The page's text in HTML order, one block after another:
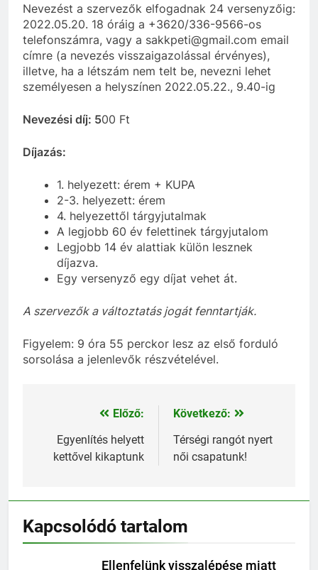
Nevezést a szervezők elfogadnak 24 versenyzőig:
2022.05.20. 18 óráig a +3620/336-9566-os
telefonszámra, vagy a sakkpeti@gmail.com email
címre (a nevezés visszaigazolással érvényes),
illetve, ha a létszám nem telt be, nevezni lehet
személyesen a helyszínen 2022.05.22., 9.40-ig
Nevezési díj: 500 Ft
Díjazás:
1. helyezett: érem + KUPA
2-3. helyezett: érem
4. helyezettől tárgyjutalmak
A legjobb 60 év felettinek tárgyjutalom
Legjobb 14 év alattiak külön lesznek
díjazva.
Egy versenyző egy díjat vehet át.
A szervezők a változtatás jogát fenntartják.
Figyelem: 9 óra 55 perckor lesz az első forduló
sorsolása a jelenlevők részvételével.
Bejegyzés
navigáció
Előző:
Egyenlítés helyett
kettővel kikaptunk
Következő:
Térségi rangót nyert
női csapatunk!
Kapcsolódó tartalom
Ellenfelünk visszalépése miatt